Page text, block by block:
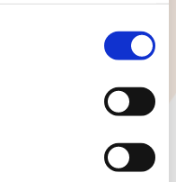
política de cookies.